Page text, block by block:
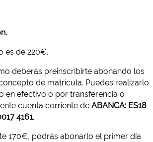
es de 220€.
deberás preinscribirte abonando los
de matrícula. Puedes realizarlo
en efectivo o por transferencia o
cuenta corriente de ABANCA: ES18
4161.
170€, podrás abonarlo el primer día